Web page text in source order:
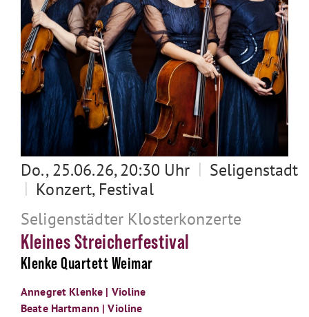
Do., 25.06.26, 20:30 Uhr | Seligenstadt
| Konzert, Festival
Seligenstädter Klosterkonzerte
Kleines Streicherfestival
Klenke Quartett Weimar
Annegret Klenke | Violine
Beate Hartmann | Violine